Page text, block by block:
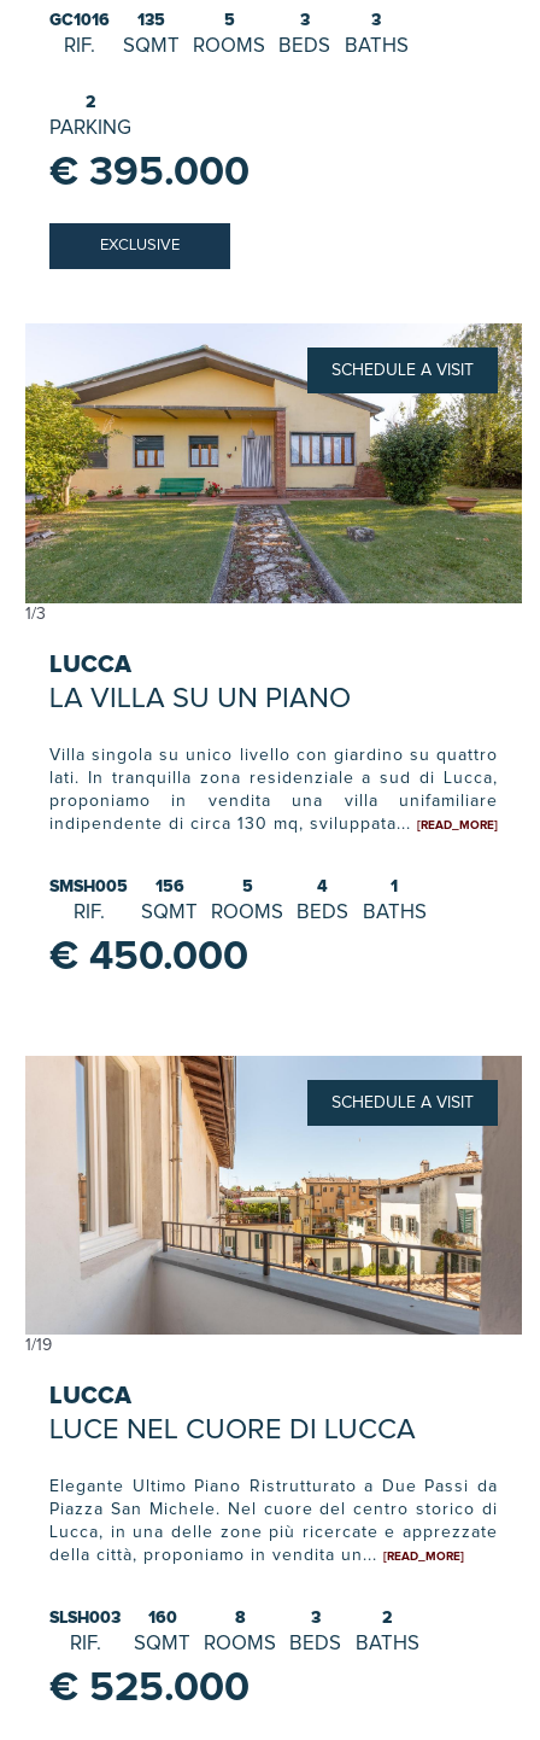
GC1016
RIF.
135
SQMT
5
ROOMS
3
BEDS
3
BATHS
2
PARKING
€ 395.000
EXCLUSIVE
SCHEDULE A VISIT
1/3
LUCCA
LA VILLA SU UN PIANO
Villa singola su unico livello con giardino su quattro
lati. In tranquilla zona residenziale a sud di Lucca,
proponiamo in vendita una villa unifamiliare
indipendente di circa 130 mq, sviluppata...
[READ_MORE]
SMSH005
RIF.
156
SQMT
5
ROOMS
4
BEDS
1
BATHS
€ 450.000
SCHEDULE A VISIT
1/19
LUCCA
LUCE NEL CUORE DI LUCCA
Elegante Ultimo Piano Ristrutturato a Due Passi da
Piazza San Michele. Nel cuore del centro storico di
Lucca, in una delle zone più ricercate e apprezzate
della città, proponiamo in vendita un...
[READ_MORE]
SLSH003
RIF.
160
SQMT
8
ROOMS
3
BEDS
2
BATHS
€ 525.000